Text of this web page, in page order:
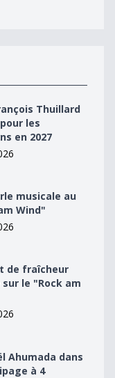
les élections en
Thuillard
les
en 2027
am Wind&quot;
musicale au
Wind"
&quot;Rock am
de fraîcheur
le "Rock am
à 4
Ahumada dans
à 4